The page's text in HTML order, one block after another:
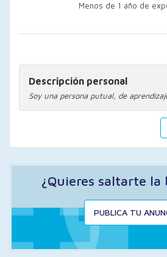
Menos de 1 año de
Descripción personal
Soy una persona putual, de
¿Quieres saltarte la
PUBLICA TU